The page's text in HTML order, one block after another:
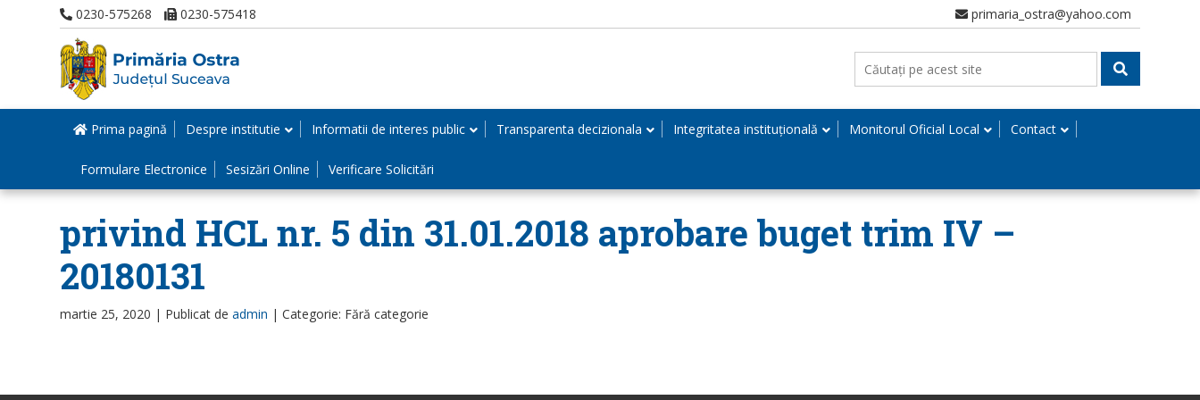
0230-575268 0230-575418 primaria_ostra@yahoo.com
Prima pagină Despre institutie Informatii de interes public Transparenta decizionala Integritatea instituțională Monitorul Oficial Local Contact
Formulare Electronice Sesizări Online Verificare Solicitări
privind HCL nr. 5 din 31.01.2018 aprobare buget trim IV –
20180131
martie 25, 2020 | Publicat de admin | Categorie: Fără categorie